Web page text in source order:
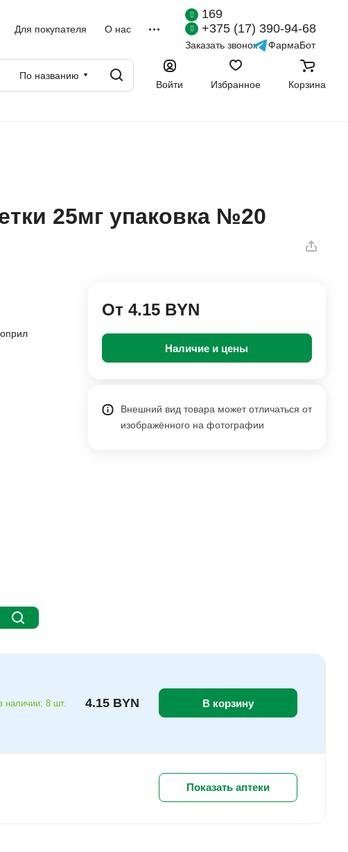
Для покупателя О нас
169
+375 (17) 390-94-68
Заказать звонок ФармаБот
По названию
Войти
Избранное Корзина
25мг упаковка №20
От 4.15 BYN
Наличие и цены
Внешний вид товара может отличаться от
изображённого на фотографии
наличии: 8 шт. 4.15 BYN В корзину
Показать аптеки